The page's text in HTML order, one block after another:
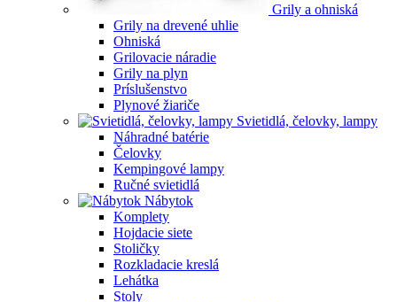
Grily a ohniská
Grily na drevené uhlie
Ohniská
Grilovacie náradie
Grily na plyn
Príslušenstvo
Plynové žiariče
Svietidlá, čelovky, lampy
Náhradné batérie
Čelovky
Kempingové lampy
Ručné svietidlá
Nábytok
Komplety
Hojdacie siete
Stoličky
Rozkladacie kreslá
Lehátka
Stoly